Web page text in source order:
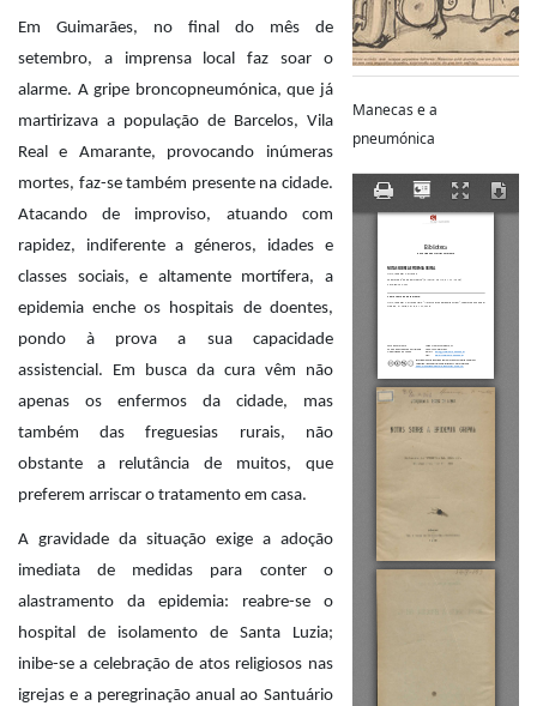
Manecas e a
pneumónica
Em Guimarães, no final do mês de
setembro, a imprensa local faz soar o
alarme. A gripe broncopneumónica, que já
martirizava a população de Barcelos, Vila
Real e Amarante, provocando inúmeras
mortes, faz-se também presente na cidade.
Atacando de improviso, atuando com
rapidez, indiferente a géneros, idades e
classes sociais, e altamente mortífera, a
epidemia enche os hospitais de doentes,
pondo à prova a sua capacidade
assistencial. Em busca da cura vêm não
apenas os enfermos da cidade, mas
também das freguesias rurais, não
obstante a relutância de muitos, que
preferem arriscar o tratamento em casa.
A gravidade da situação exige a adoção
imediata de medidas para conter o
alastramento da epidemia: reabre-se o
hospital de isolamento de Santa Luzia;
inibe-se a celebração de atos religiosos nas
igrejas e a peregrinação anual ao Santuário